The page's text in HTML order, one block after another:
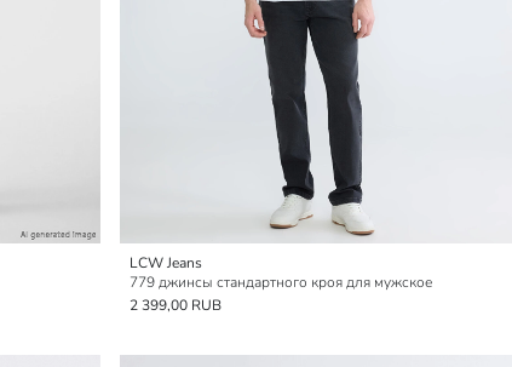
LCW Jeans
779 джинсы стандартного кроя для мужское
2 399,00 RUB